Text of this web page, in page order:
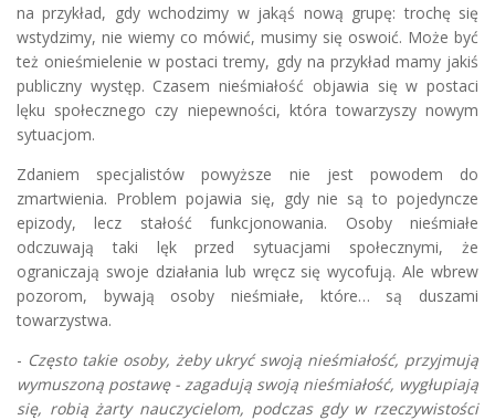
na przykład, gdy wchodzimy w jakąś nową grupę: trochę się
wstydzimy, nie wiemy co mówić, musimy się oswoić. Może być
też onieśmielenie w postaci tremy, gdy na przykład mamy jakiś
publiczny występ. Czasem nieśmiałość objawia się w postaci
lęku społecznego czy niepewności, która towarzyszy nowym
sytuacjom.
Zdaniem specjalistów powyższe nie jest powodem do
zmartwienia. Problem pojawia się, gdy nie są to pojedyncze
epizody, lecz stałość funkcjonowania. Osoby nieśmiałe
odczuwają taki lęk przed sytuacjami społecznymi, że
ograniczają swoje działania lub wręcz się wycofują. Ale wbrew
pozorom, bywają osoby nieśmiałe, które… są duszami
towarzystwa.
- Często takie osoby, żeby ukryć swoją nieśmiałość, przyjmują
wymuszoną postawę - zagadują swoją nieśmiałość, wygłupiają
się, robią żarty nauczycielom, podczas gdy w rzeczywistości